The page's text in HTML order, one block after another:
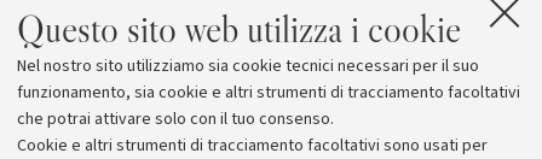
Questo sito web utilizza i cookie
Nel nostro sito utilizziamo sia cookie tecnici necessari per il suo
funzionamento, sia cookie e altri strumenti di tracciamento facoltativi
che potrai attivare solo con il tuo consenso.
Cookie e altri strumenti di tracciamento facoltativi sono usati per
calendario mercoledì 22 maggio, a cura del prof.
Tommaso Francesco Giupponi; "Annus Domini 2013:
dalla rinuncia all’habemus papam" mercoledì 29
maggio, a cura della prof.ssa Geraldina Boni.